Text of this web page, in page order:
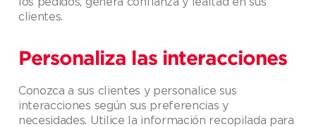
clientes.
Personaliza las interacciones
Conozca a sus clientes y personalice sus
interacciones según sus preferencias y
necesidades. Utilice la información recopilada para